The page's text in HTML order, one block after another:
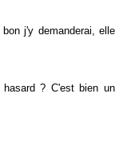
j'y demanderai, elle
? C'est bien un